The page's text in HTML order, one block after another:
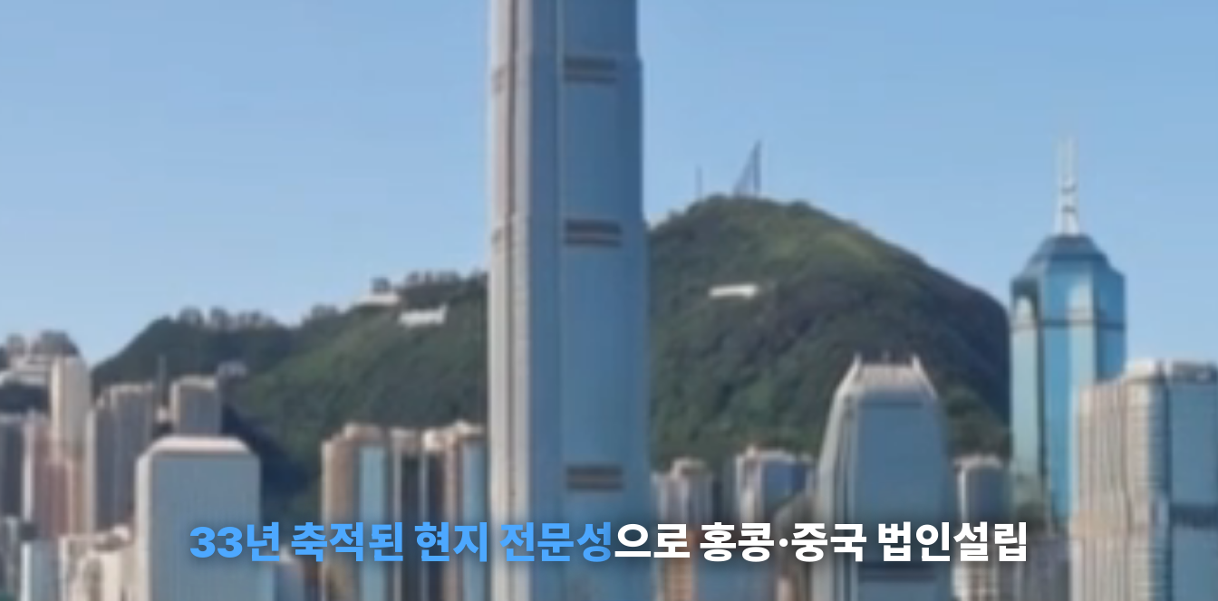
33년 축적된 현지 전문성으로 홍콩·중국 법인설립